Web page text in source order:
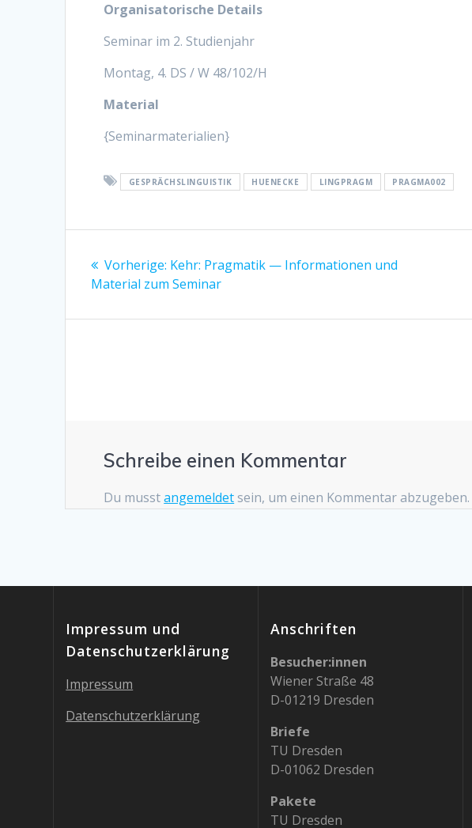
Organisatorische Details
Seminar im 2. Studienjahr
Montag, 4. DS / W 48/102/H
Material
{Seminarmaterialien}
GESPRÄCHSLINGUISTIK HUENECKE LINGPRAGM PRAGMA002
Vorherige: Vorheriger
Beitrag:
Kehr: Pragmatik — Informationen und
Material zum Seminar
Schreibe einen Kommentar
Du musstangemeldetsein, um einen Kommentar abzugeben.
Impressum und
Datenschutzerklärung
Impressum
Datenschutzerklärung
Anschriften
Besucher:innen
Wiener Straße 48
D-01219 Dresden
Briefe
TU Dresden
D-01062 Dresden
Pakete
TU Dresden